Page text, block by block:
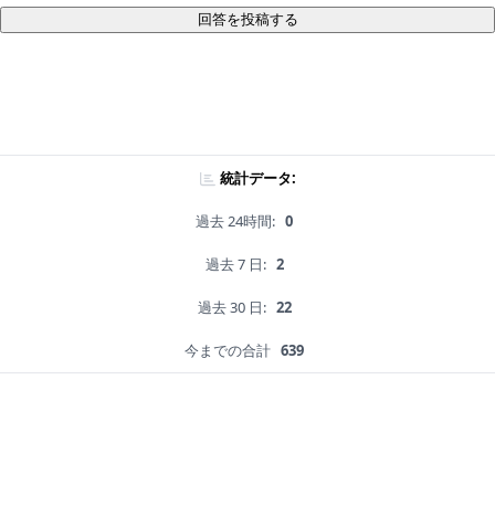
回答を投稿する
統計データ:
過去 24時間: 0
過去 7 日: 2
過去 30 日: 22
今までの合計 639